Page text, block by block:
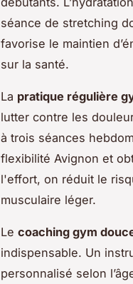
séance de stretching
favorise le maintien
sur la santé.
La pratique régulière
lutter contre les
à trois séances
flexibilité Avignon et
l'effort, on réduit le
musculaire léger.
Le coaching gym
indispensable. Un
personnalisé selon